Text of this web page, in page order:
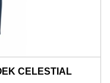
CELESTIAL